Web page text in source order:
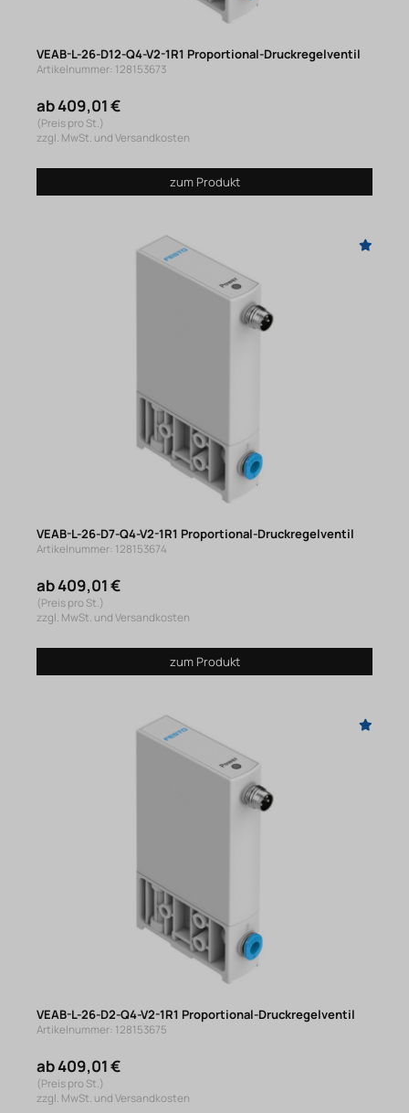
VEAB-L-26-D12-Q4-V2-1R1 Proportional-Druckregelventil
Artikelnummer: 128153673
ab 409,01 €
(Preis pro St.)
zzgl. MwSt. und Versandkosten
zum Produkt
VEAB-L-26-D7-Q4-V2-1R1 Proportional-Druckregelventil
Artikelnummer: 128153674
ab 409,01 €
(Preis pro St.)
zzgl. MwSt. und Versandkosten
zum Produkt
VEAB-L-26-D2-Q4-V2-1R1 Proportional-Druckregelventil
Artikelnummer: 128153675
ab 409,01 €
(Preis pro St.)
zzgl. MwSt. und Versandkosten